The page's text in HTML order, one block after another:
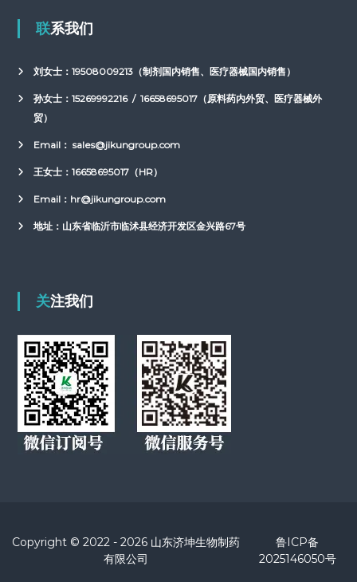
联系我们
刘女士：19508009213（制剂国内销售、医疗器械国内销售）
孙女士：15269992216 / 16658695017（原料药内外贸、医疗器械外
贸）
Email： sales@jikungroup.com
王女士：16658695017（HR）
Email：hr@jikungroup.com
地址：山东省临沂市临沭县经济开发区金兴路67号
关注我们
Copyright © 2022 - 2026 山东济坤生物制药
有限公司
鲁ICP备
2025146050号